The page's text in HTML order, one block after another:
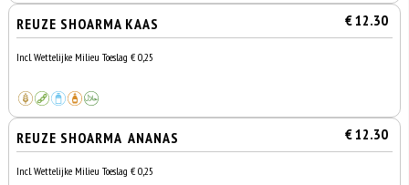
REUZE SHOARMA KAAS € 12.30
Incl. Wettelijke Milieu Toeslag € 0,25
REUZE SHOARMA ANANAS € 12.30
Incl. Wettelijke Milieu Toeslag € 0,25